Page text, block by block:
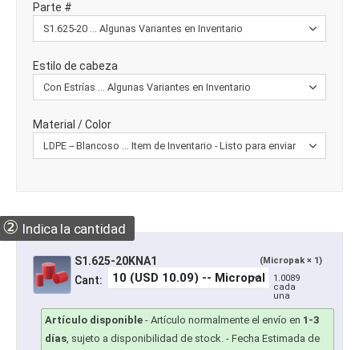
Parte #
Estilo de cabeza
Material / Color
② Indica la cantidad
S1.625-20KNA1 (Micropak × 1)
Cant:
1.0089
cada
una
Artículo disponible - Artículo normalmente el envío en 1-3
días, sujeto a disponibilidad de stock. - Fecha Estimada de